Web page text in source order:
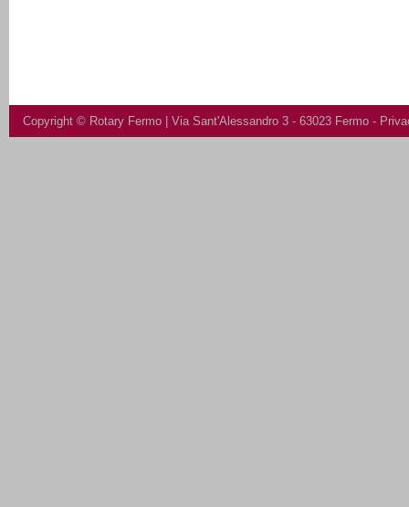
Copyright © Rotary Fermo | Via Sant'Alessandro 3 - 63023 Fermo -